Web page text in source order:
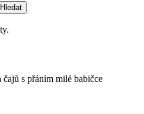
Hledat
s přáním milé babičce